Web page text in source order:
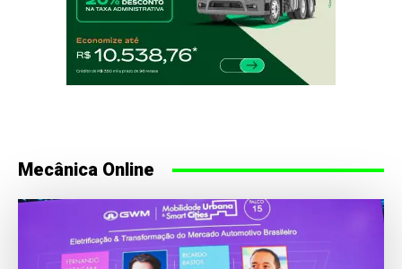
Mecânica Online